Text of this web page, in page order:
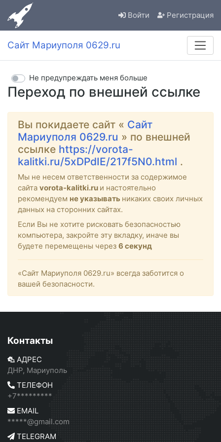
Войти Регистрация
Сайт Мариуполя 0629.ru
Переход по внешней ссылке
Не предупреждать меня больше
Вы покидаете сайт « Сайт
Мариуполя 0629.ru » по внешней
ссылке https://vorota-
kalitki.ru/5xDPdIE/217f5N0.html .
Мы не несем ответственности за содержимое
сайта vorota-kalitki.ru и настоятельно
рекомендуем не указывать никаких своих личных
данных на сторонних сайтах.
Если Вы не хотите рисковать безопасностью
компьютера, закройте эту вкладку, иначе вы
будете перемещены через 6 секунд
«Сайт Мариуполя 0629.ru» всегда заботится о
вашей безопасности.
Контакты
АДРЕС
ДНР, Мариуполь
ТЕЛЕФОН
+7*********
EMAIL
*****@gmail.com
TELEGRAM